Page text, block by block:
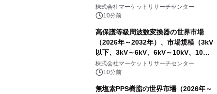
イヤー、シース、下大静脈フィルタ
ー、その他）・分析レポートを発表
株式会社マーケットリサーチセンター
10分前
高保護等級周波数変換器の世界市場
（2026年～2032年）、市場規模（3kV
以下、3kV～6kV、6kV～10kV、10kV
超）・分析レポートを発表
株式会社マーケットリサーチセンター
10分前
無塩素PPS樹脂の世界市場（2026年～